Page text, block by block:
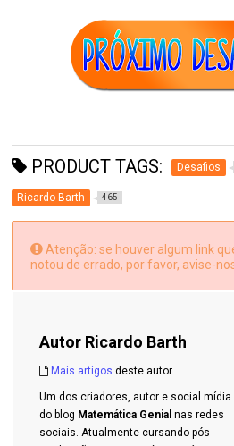
PRODUCT TAGS: Desafios
Ricardo Barth 465
Atenção: se houver algum link
notou de errado, por favor, avise-
Autor Ricardo Barth
Mais artigos deste autor.
Um dos criadores, autor e social mídia
do blog Matemática Genial nas redes
sociais. Atualmente cursando pós